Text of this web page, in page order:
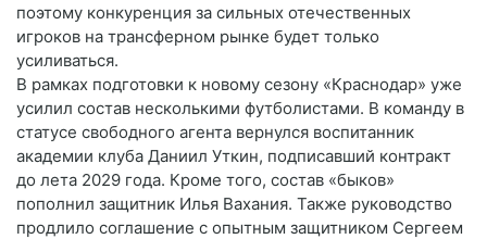
поэтому конкуренция за сильных отечественных
игроков на трансферном рынке будет только
усиливаться.
В рамках подготовки к новому сезону «Краснодар» уже
усилил состав несколькими футболистами. В команду в
статусе свободного агента вернулся воспитанник
академии клуба Даниил Уткин, подписавший контракт
до лета 2029 года. Кроме того, состав «быков»
пополнил защитник Илья Вахания. Также руководство
продлило соглашение с опытным защитником Сергеем